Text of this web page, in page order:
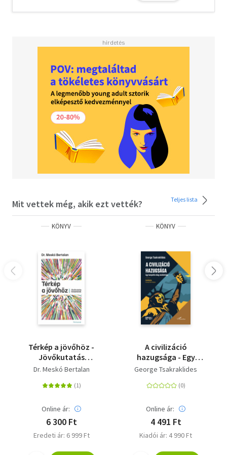
Mit vettek még, akik ezt vették? Teljes lista
KÖNYV
Térkép a jövőhöz -
Jövőkutatás
mindenkinek
Dr. Meskó Bertalan
Online ár:
6 300 Ft
Eredeti ár: 6 999 Ft
KÖNYV
A civilizáció
hazugsága - Egy
hanyatló világ
George Tsakraklides
Online ár:
4 491 Ft
Kiadói ár: 4 990 Ft